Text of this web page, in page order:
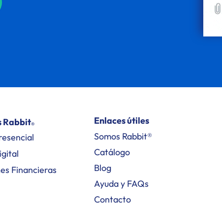
Rabbit®
Financieras
Enlaces útiles
Somos Rabbit®
Catálogo
Blog
Ayuda y FAQs
Contacto